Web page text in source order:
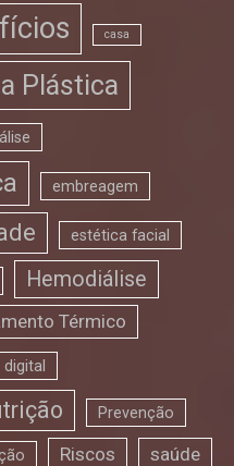
casa
Plástica
embreagem
estética facial
Hemodiálise
Térmico
Prevenção
Riscos saúde